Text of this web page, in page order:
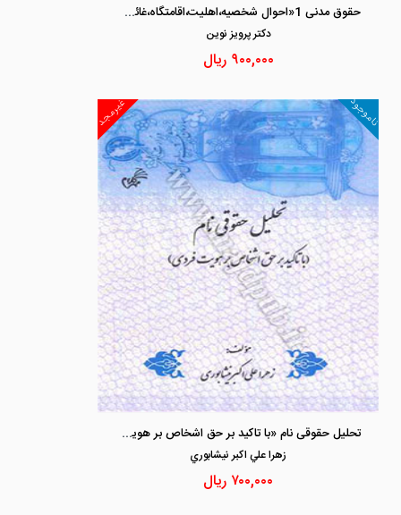
حقوق مدنی 1«احوال شخصیه،اهلیت،اقامتگاه،غائب مفقودالاثر،قرابت»
دكتر پرويز نوين
۹۰۰,۰۰۰ ریال
غیرمجد ناموجود
تحلیل حقوقی نام «با تاکید بر حق اشخاص بر هویت فردی »
زهرا علي اكبر نيشابوري
۷۰۰,۰۰۰ ریال